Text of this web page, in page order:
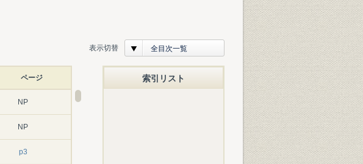
表示切替 全目次一覧
ページ
NP
NP
p3
索引リスト